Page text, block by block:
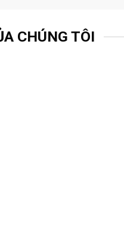
CHÚNG TÔI